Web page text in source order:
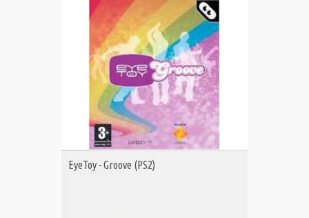
ΑΓΟΡΑ
EyeToy - Groove (PS2)